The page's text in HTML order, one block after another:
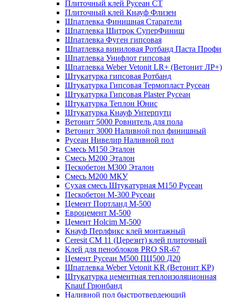
Плиточный клей Русеан СТ
Плиточный клей Кнауф Флизен
Шпатлевка Финишная Старатели
Шпатлевка Шитрок СуперФиниш
Шпатлевка Фуген гипсовая
Шпатлевка виниловая Ротбанд Паста Профи
Шпатлевка Унифлот гипсовая
Шпатлевка Weber Vetonit LR+ (Ветонит ЛР+)
Штукатурка гипсовая Ротбанд
Штукатурка Гипсовая Термопласт Русеан
Штукатурка Гипсовая Plaster Русеан
Штукатурка Теплон Юнис
Штукатурка Кнауф Унтерпутц
Ветонит 5000 Ровнитель для пола
Ветонит 3000 Наливной пол финишный
Русеан Нивелир Наливной пол
Смесь М150 Эталон
Смесь М200 Эталон
Пескобетон М300 Эталон
Смесь М200 МКУ
Сухая смесь Штукатурная М150 Русеан
Пескобетон М-300 Русеан
Цемент Портланд М-500
Евроцемент М-500
Цемент Holcim М-500
Кнауф Перлфикс клей монтажный
Сeresit СМ 11 (Церезит) клей плиточный
Клей для пеноблоков PRO SR-67
Цемент Русеан М500 ПЦ500 Д20
Шпатлевка Weber Vetonit KR (Ветонит КР)
Штукатурка цементная теплоизоляционная
Knauf Грюнбанд
Наливной пол быстротвердеющий